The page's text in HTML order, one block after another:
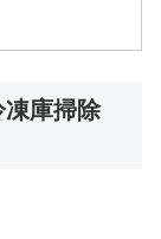
庫掃除